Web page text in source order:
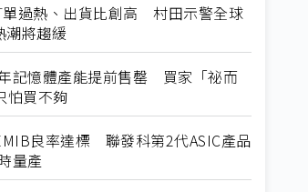
單過熱、出貨比創高 村田示警全球
潮將趨緩
記憶體產能提前售罄 買家「祕而
怕買不夠
良率達標 聯發科第2代ASIC產品
量產